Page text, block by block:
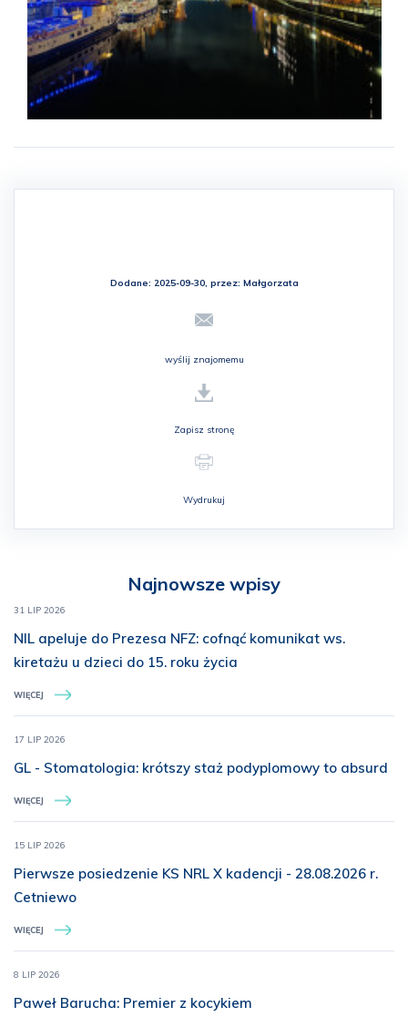
Najnowsze wpisy
31 LIP 2026
NIL apeluje do Prezesa NFZ: cofnąć komunikat ws.
kiretażu u dzieci do 15. roku życia
WIĘCEJ
17 LIP 2026
GL - Stomatologia: krótszy staż podyplomowy to absurd
WIĘCEJ
15 LIP 2026
Pierwsze posiedzenie KS NRL X kadencji - 28.08.2026 r.
Cetniewo
WIĘCEJ
8 LIP 2026
Paweł Barucha: Premier z kocykiem
Dodane: 2025-09-30, przez: Małgorzata
wyślij znajomemu
Zapisz stronę
Wydrukuj